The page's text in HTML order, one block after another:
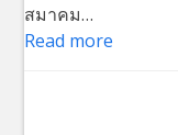
สมาคม…
Read more